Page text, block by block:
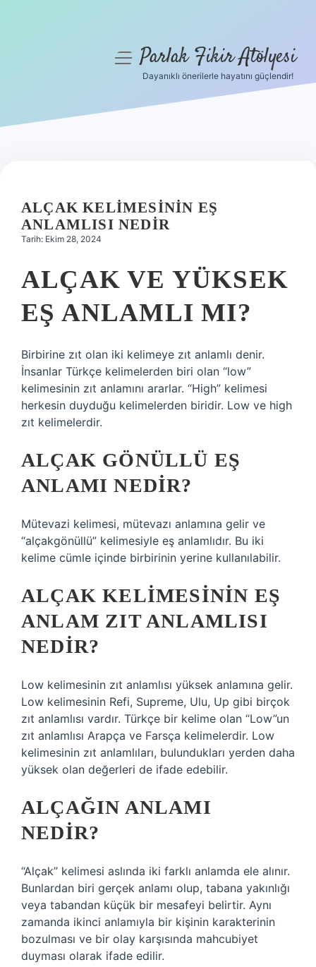
Hakkımızda
menüyüParlak Fikir Atölyesi
Dayanıklı önerilerle hayatını güçlendir!
ALÇAK KELIMESININ EŞ
ANLAMLISI NEDIR
Tarih: Ekim 28, 2024
ALÇAK VE YÜKSEK
EŞ ANLAMLI MI?
Birbirine zıt olan iki kelimeye zıt anlamlı denir.
İnsanlar Türkçe kelimelerden biri olan “low”
kelimesinin zıt anlamını ararlar. “High” kelimesi
herkesin duyduğu kelimelerden biridir. Low ve high
zıt kelimelerdir.
ALÇAK GÖNÜLLÜ EŞ
ANLAMI NEDIR?
Mütevazi kelimesi, mütevazı anlamına gelir ve
“alçakgönüllü” kelimesiyle eş anlamlıdır. Bu iki
kelime cümle içinde birbirinin yerine kullanılabilir.
ALÇAK KELIMESININ EŞ
ANLAM ZIT ANLAMLISI
NEDIR?
Low kelimesinin zıt anlamlısı yüksek anlamına gelir.
Low kelimesinin Refi, Supreme, Ulu, Up gibi birçok
zıt anlamlısı vardır. Türkçe bir kelime olan “Low”un
zıt anlamlısı Arapça ve Farsça kelimelerdir. Low
kelimesinin zıt anlamlıları, bulundukları yerden daha
yüksek olan değerleri de ifade edebilir.
ALÇAĞIN ANLAMI
NEDIR?
“Alçak” kelimesi aslında iki farklı anlamda ele alınır.
Bunlardan biri gerçek anlamı olup, tabana yakınlığı
veya tabandan küçük bir mesafeyi belirtir. Aynı
zamanda ikinci anlamıyla bir kişinin karakterinin
bozulması ve bir olay karşısında mahcubiyet
duyması olarak ifade edilir.